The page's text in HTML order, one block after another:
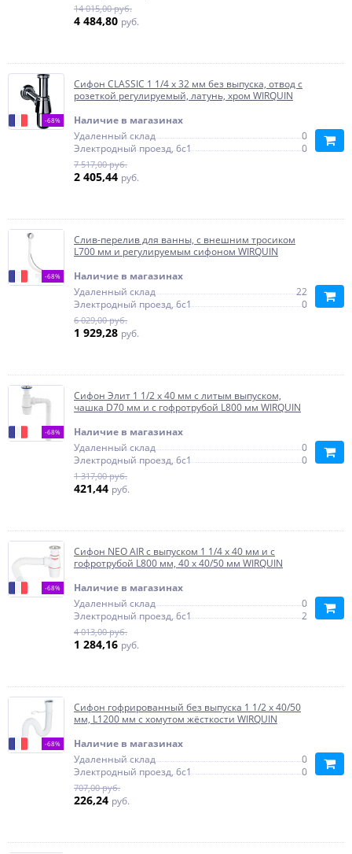
14 015,00 руб.
4 484,80 руб.
-68%
Сифон CLASSIC 1 1/4 x 32 мм без выпуска, отвод с
розеткой регулируемый, латунь, хром WIRQUIN
Наличие в магазинах
Удаленный склад
0
Электродный проезд, 6с1
0
7 517,00 руб.
2 405,44 руб.
-68%
Слив-перелив для ванны, с внешним тросиком
L700 мм и регулируемым сифоном WIRQUIN
Наличие в магазинах
Удаленный склад
22
Электродный проезд, 6с1
0
6 029,00 руб.
1 929,28 руб.
-68%
Сифон Элит 1 1/2 х 40 мм с литым выпуском,
чашка D70 мм и c гофротрубой L800 мм WIRQUIN
Наличие в магазинах
Удаленный склад
0
Электродный проезд, 6с1
0
1 317,00 руб.
421,44 руб.
-68%
Сифон NEO AIR с выпуском 1 1/4 х 40 мм и с
гофротрубой L800 мм, 40 х 40/50 мм WIRQUIN
Наличие в магазинах
Удаленный склад
0
Электродный проезд, 6с1
2
4 013,00 руб.
1 284,16 руб.
-68%
Сифон гофрированный без выпуска 1 1/2 х 40/50
мм, L1200 мм с хомутом жёсткости WIRQUIN
Наличие в магазинах
Удаленный склад
0
Электродный проезд, 6с1
0
707,00 руб.
226,24 руб.